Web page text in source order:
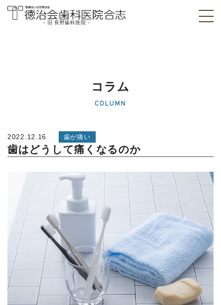
医院]｜熊本県合志
- 旧 長野歯科医院 -
コラム
COLUMN
2022.12.16 歯が痛い
歯はどうして痛くなるのか